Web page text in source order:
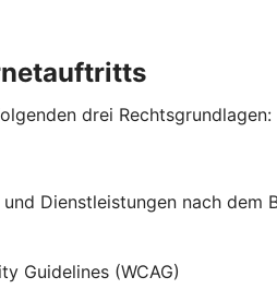
drei Rechtsgrundlagen:
Dienstleistungen nach dem
Guidelines (WCAG)